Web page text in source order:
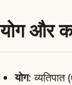
योग और
योग: